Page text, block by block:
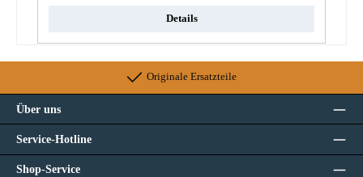
Details
Originale Ersatzteile
Über uns
Service-Hotline
Shop-Service